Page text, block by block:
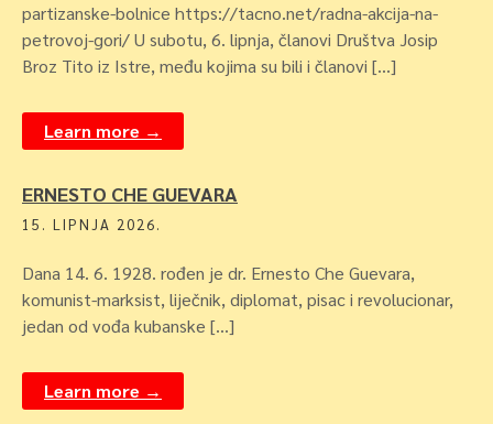
partizanske-bolnice https://tacno.net/radna-akcija-na-
petrovoj-gori/ U subotu, 6. lipnja, članovi Društva Josip
Broz Tito iz Istre, među kojima su bili i članovi […]
Learn more →
ERNESTO CHE GUEVARA
15. LIPNJA 2026.
Dana 14. 6. 1928. rođen je dr. Ernesto Che Guevara,
komunist-marksist, liječnik, diplomat, pisac i revolucionar,
jedan od vođa kubanske […]
Learn more →